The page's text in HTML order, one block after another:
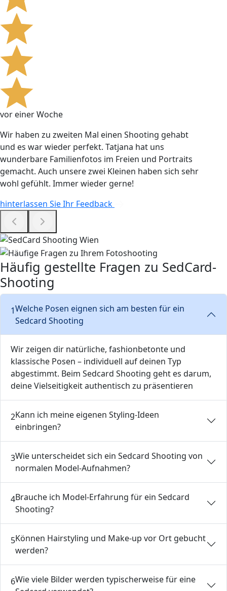
vor einer Woche
Wir haben zu zweiten Mal einen Shooting gehabt
und es war wieder perfekt. Tatjana hat uns
wunderbare Familienfotos im Freien und Portraits
gemacht. Auch unsere zwei Kleinen haben sich sehr
wohl gefühlt. Immer wieder gerne!
hinterlassen Sie Ihr Feedback
Häufig gestellte Fragen zu SedCard-
Shooting
1Welche Posen eignen sich am besten für ein
Sedcard Shooting
Wir zeigen dir natürliche, fashionbetonte und
klassische Posen – individuell auf deinen Typ
abgestimmt. Beim Sedcard Shooting geht es darum,
deine Vielseitigkeit authentisch zu präsentieren
2Kann ich meine eigenen Styling-Ideen
einbringen?
3Wie unterscheidet sich ein Sedcard Shooting von
normalen Model-Aufnahmen?
4Brauche ich Model-Erfahrung für ein Sedcard
Shooting?
5Können Hairstyling und Make-up vor Ort gebucht
werden?
6Wie viele Bilder werden typischerweise für eine